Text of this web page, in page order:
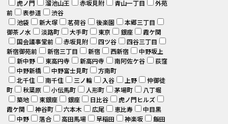
虎ノ門
溜池山王 赤坂見附 青山一丁目
外苑
前
表参道
渋谷
池袋
新大塚 茗荷谷 後楽園
本郷三丁目
御茶ノ水
淡路町 大手町 東京 銀座
霞ケ関
国会議事堂前
赤坂見附 四ツ谷
四谷三丁目
新宿御苑前
新宿三丁目 新宿 西新宿
中野坂上
新中野
東高円寺 新高円寺 南阿佐ケ谷
荻窪
中野新橋
中野富士見町
方南町
北千住
南千住 三ノ輪 入谷 上野
仲御徒
町
秋葉原 小伝馬町 人形町 茅場町
八丁堀
築地
東銀座 銀座 日比谷
虎ノ門ヒルズ
霞ケ関
神谷町 六本木 広尾 恵比寿
中目黒
中野
落合 高田馬場 早稲田 神楽坂
飯田